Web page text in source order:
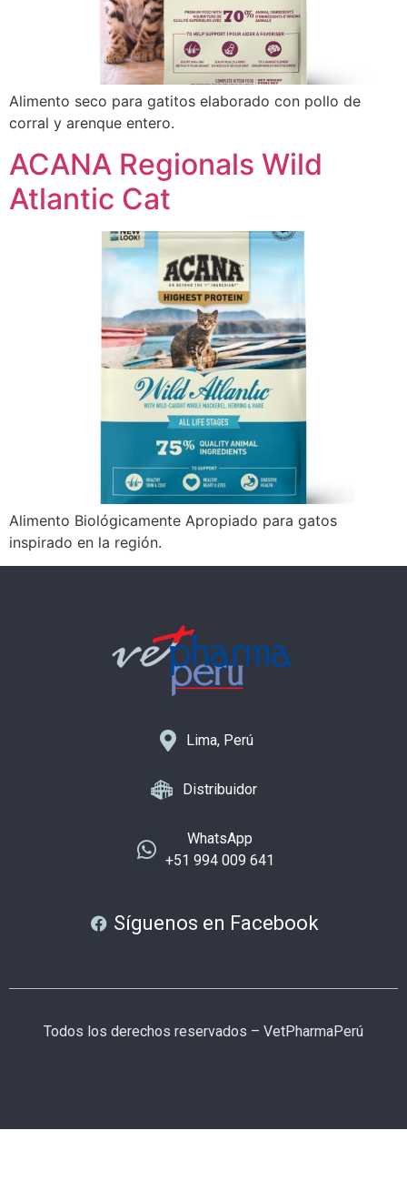
Alimento seco para gatitos elaborado con pollo de
corral y arenque entero.
ACANA Regionals Wild
Atlantic Cat
Alimento Biológicamente Apropiado para gatos
inspirado en la región.
Lima, Perú
Distribuidor
WhatsApp
+51 994 009 641
Síguenos en Facebook
Todos los derechos reservados – VetPharmaPerú